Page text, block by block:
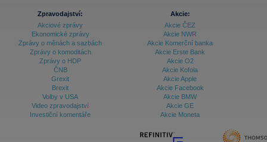
Zpravodajství:
Akciové zprávy
Ekonomické zprávy
Zprávy o měnách a sazbách
Zprávy o komoditách
Zprávy o HDP
ČNB
Grexit
Brexit
Volby v USA
Video zpravodajství
Investiční komentáře
Akcie:
Akcie ČEZ
Akcie NWR
Akcie Komerční banka
Akcie Erste Bank
Akcie O2
Akcie Kofola
Akcie Apple
Akcie Facebook
Akcie BMW
Akcie GE
Akcie Moneta